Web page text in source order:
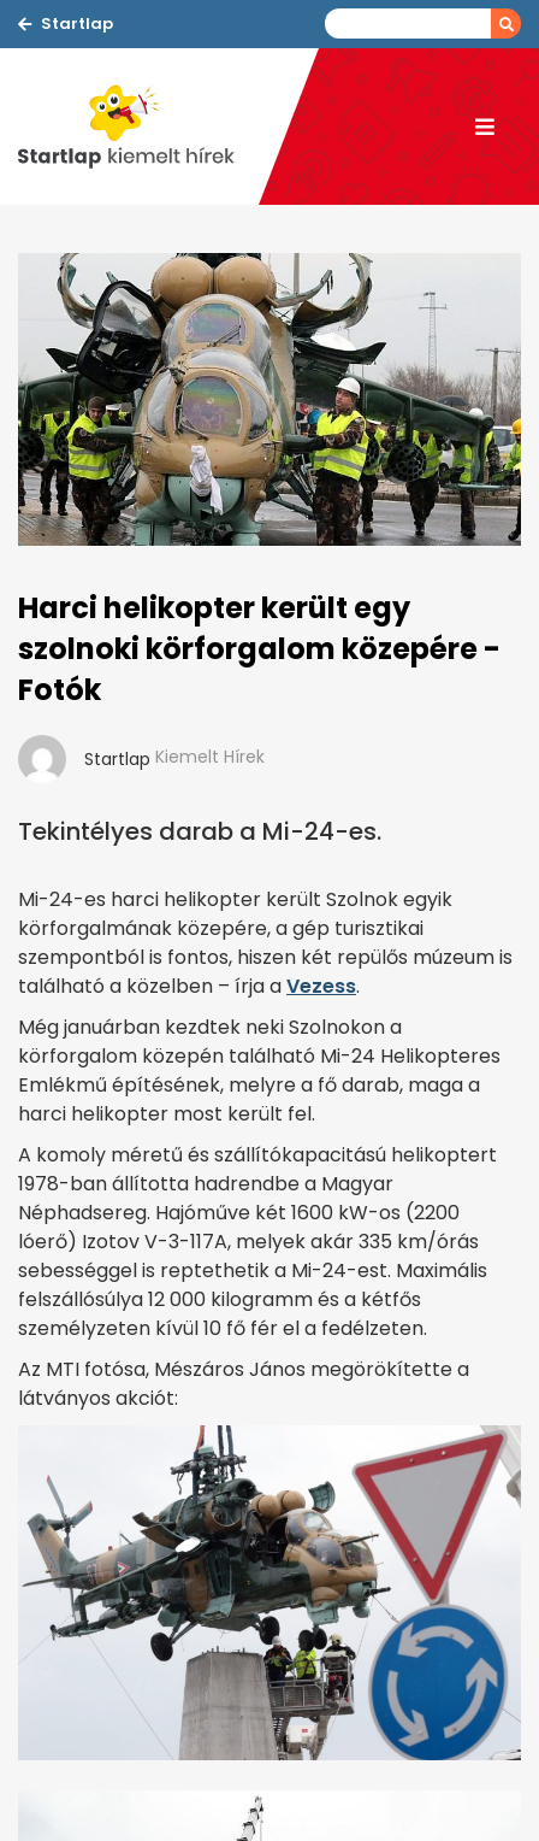
Startlap
Harci helikopter került egy
szolnoki körforgalom közepére -
Fotók
Startlap Kiemelt Hírek
Tekintélyes darab a Mi-24-es.
Mi-24-es harci helikopter került Szolnok egyik
körforgalmának közepére, a gép turisztikai
szempontból is fontos, hiszen két repülős múzeum is
található a közelben – írja aVezess.
Még januárban kezdtek neki Szolnokon a
körforgalom közepén található Mi-24 Helikopteres
Emlékmű építésének, melyre a fő darab, maga a
harci helikopter most került fel.
A komoly méretű és szállítókapacitású helikoptert
1978-ban állította hadrendbe a Magyar
Néphadsereg. Hajóműve két 1600 kW-os (2200
lóerő) Izotov V-3-117A, melyek akár 335 km/órás
sebességgel is reptethetik a Mi-24-est. Maximális
felszállósúlya 12 000 kilogramm és a kétfős
személyzeten kívül 10 fő fér el a fedélzeten.
Az MTI fotósa, Mészáros János megörökítette a
látványos akciót: